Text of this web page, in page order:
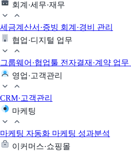
회계·세무·재무
세금계산서·증빙 회계·경비 관리
협업·디지털 업무
그룹웨어·협업툴 전자결재·계약 업무
영업·고객관리
CRM·고객관리
마케팅
마케팅 자동화 마케팅 성과분석
이커머스·쇼핑몰